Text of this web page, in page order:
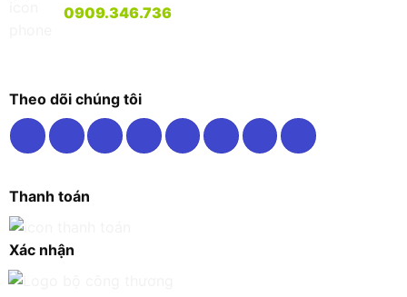
0909.346.736
Theo dõi chúng tôi
Thanh toán
Xác nhận